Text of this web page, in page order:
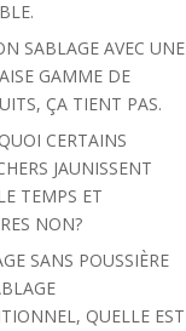
SABLAGE AVEC UNE
GAMME DE
ÇA TIENT PAS.
CERTAINS
JAUNISSENT
TEMPS ET
NON?
SANS POUSSIÈRE
QUELLE EST